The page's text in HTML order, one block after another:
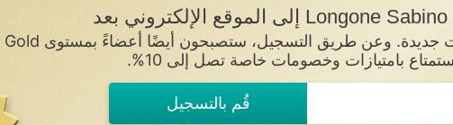
قُم بالتسجيل